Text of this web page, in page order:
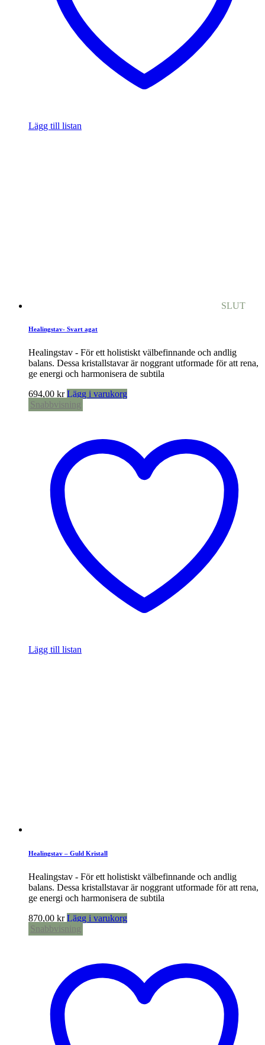
Lägg till listan
SLUT
Healingstav- Svart agat
Healingstav - För ett holistiskt välbefinnande och andlig
balans. Dessa kristallstavar är noggrant utformade för att rena,
ge energi och harmonisera de subtila
694,00 kr Lägg i varukorg
Snabbvisning
Lägg till listan
Healingstav – Guld Kristall
Healingstav - För ett holistiskt välbefinnande och andlig
balans. Dessa kristallstavar är noggrant utformade för att rena,
ge energi och harmonisera de subtila
870,00 kr Lägg i varukorg
Snabbvisning